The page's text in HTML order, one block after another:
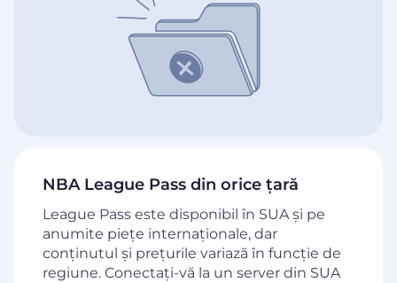
NBA League Pass din orice țară
League Pass este disponibil în SUA și pe
anumite piețe internaționale, dar
conținutul și prețurile variază în funcție de
regiune. Conectați-vă la un server din SUA